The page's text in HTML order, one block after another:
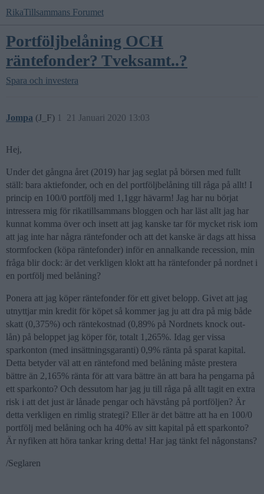
RikaTillsammans Forumet
Portföljbelåning OCH
räntefonder? Tveksamt..?
Spara och investera
Jompa (J_F) 21 Januari 2020 13:03
1
Hej,
Under det gångna året (2019) har jag seglat på börsen med fullt
ställ: bara aktiefonder, och en del portföljbelåning till råga på allt! I
princip en 100/0 portfölj med 1,1ggr hävarm! Jag har nu börjat
intressera mig för rikatillsammans bloggen och har läst allt jag har
kunnat komma över och insett att jag kanske tar för mycket risk iom
att jag inte har några räntefonder och att det kanske är dags att hissa
stormfocken (köpa räntefonder) inför en annalkande recession, min
fråga blir dock: är det verkligen klokt att ha räntefonder på nordnet i
en portfölj med belåning?
Ponera att jag köper räntefonder för ett givet belopp. Givet att jag
utnyttjar min kredit för köpet så kommer jag ju att dra på mig både
skatt (0,375%) och räntekostnad (0,89% på Nordnets knock out-
lån) på beloppet jag köper för, totalt 1,265%. Idag ger vissa
sparkonton (med insättningsgaranti) 0,9% ränta på sparat kapital.
Detta betyder väl att en räntefond med belåning måste prestera
bättre än 2,165% ränta för att vara bättre än att bara ha pengarna på
ett sparkonto? Och dessutom har jag ju till råga på allt tagit en extra
risk i att det just är lånade pengar och hävstång på portföljen? Är
detta verkligen en rimlig strategi? Eller är det bättre att ha en 100/0
portfölj med belåning och ha 40% av sitt kapital på ett sparkonto?
Är nyfiken att höra tankar kring detta! Har jag tänkt fel någonstans?
/Seglaren